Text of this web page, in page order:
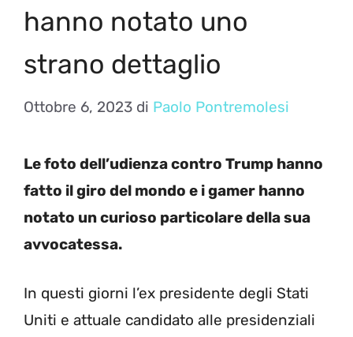
hanno notato uno
strano dettaglio
Ottobre 6, 2023 di Paolo Pontremolesi
Le foto dell’udienza contro Trump hanno
fatto il giro del mondo e i gamer hanno
notato un curioso particolare della sua
avvocatessa.
In questi giorni l’ex presidente degli Stati
Uniti e attuale candidato alle presidenziali